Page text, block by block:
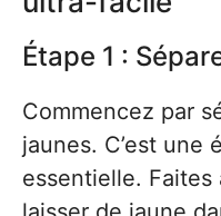
Étape 1 :
Commencez par
jaunes. C’est une
essentielle.